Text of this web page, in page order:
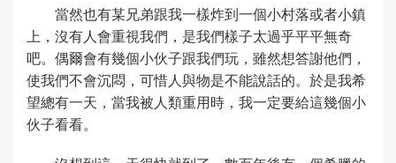
當然也有某兄弟跟我一樣炸到一個小村落或者小鎮
上，沒有人會重視我們，是我們樣子太過乎平平無奇
吧。偶爾會有幾個小伙子跟我們玩，雖然想答謝他們，
使我們不會沉悶，可惜人與物是不能說話的。於是我希
望總有一天，當我被人類重用時，我一定要給這幾個小
伙子看看。